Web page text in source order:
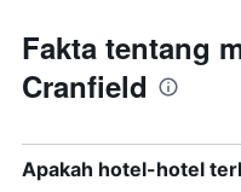
Fakta tentang
Cranfield
Apakah hotel-hotel